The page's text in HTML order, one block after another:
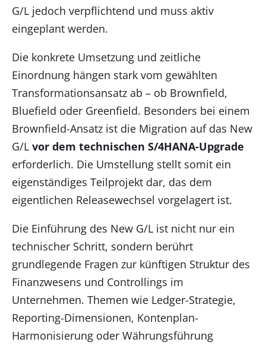
G/L jedoch verpflichtend und muss aktiv
eingeplant werden.
Die konkrete Umsetzung und zeitliche
Einordnung hängen stark vom gewählten
Transformationsansatz ab – ob Brownfield,
Bluefield oder Greenfield. Besonders bei einem
Brownfield-Ansatz ist die Migration auf das New
G/L vor dem technischen S/4HANA-Upgrade
erforderlich. Die Umstellung stellt somit ein
eigenständiges Teilprojekt dar, das dem
eigentlichen Releasewechsel vorgelagert ist.
Die Einführung des New G/L ist nicht nur ein
technischer Schritt, sondern berührt
grundlegende Fragen zur künftigen Struktur des
Finanzwesens und Controllings im
Unternehmen. Themen wie Ledger-Strategie,
Reporting-Dimensionen, Kontenplan-
Harmonisierung oder Währungsführung